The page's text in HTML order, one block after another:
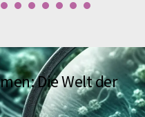
Die Welt der